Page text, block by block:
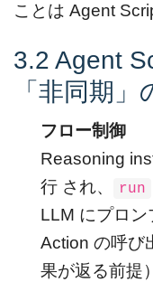
ことは Agent
3.2 Agent
「非同期
フロー制御
Reasoning
行 され、
run
LLM にプロン
Action の呼び
果が返る前提